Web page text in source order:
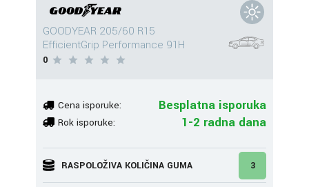
GOODYEAR 205/60 R15
EfficientGrip Performance 91H
0
Cena isporuke: Besplatna isporuka
Rok isporuke: 1-2 radna dana
RASPOLOŽIVA KOLIČINA GUMA 3